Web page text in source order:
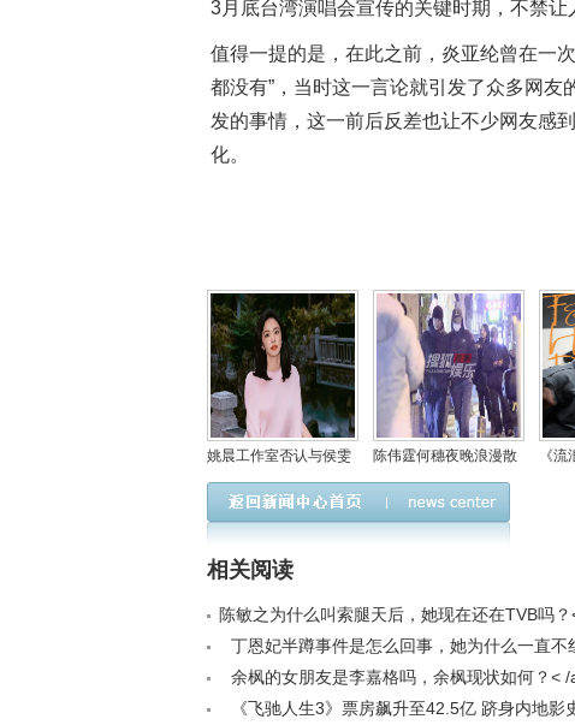
3月底台湾演唱会宣传的关键时期，不禁让
值得一提的是，在此之前，炎亚纶曾在一
都没有”，当时这一言论就引发了众多网
发的事情，这一前后反差也让不少网友感
化。
姚晨工作室否认与侯雯
元恋情传闻：纯属虚
构，呼吁理性看待
陈伟霆何穗夜晚浪漫散
步 甜蜜指数爆表引热议
《
相关阅读
陈敏之为什么叫索腿天后，她现在还在TVB吗
丁恩妃半蹲事件是怎么回事，她为什么一直不
/a> 余枫的女朋友是李嘉格吗，余枫现状如何？< /
《飞驰人生3》票房飙升至42.5亿 跻身内地影